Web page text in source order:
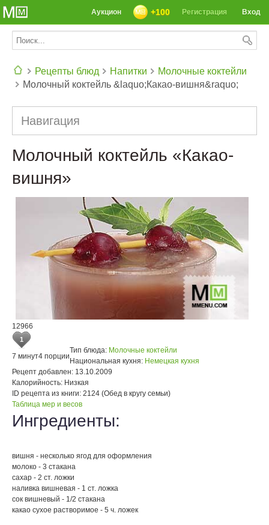
Вход
Регистрация
+100
Аукцион
Рецепты блюд Напитки
Молочные коктейли
Молочный коктейль &laquo;Какао-вишня&raquo;
Навигация
Молочный коктейль «Какао-
вишня»
12966
1
7 минут4 порции
Тип блюда: Молочные коктейли
Национальная кухня: Немецкая кухня
Рецепт добавлен: 13.10.2009
Калорийность: Низкая
ID рецепта из книги: 2124 (Обед в кругу семьи)
Таблица мер и весов
Ингредиенты:
вишня - несколько ягод для оформления
молоко - 3 стакана
сахар - 2 ст. ложки
наливка вишневая - 1 ст. ложка
сок вишневый - 1/2 стакана
какао сухое растворимое - 5 ч. ложек